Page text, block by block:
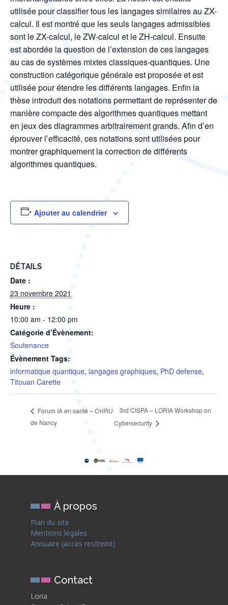
utilisée pour classifier tous les langages similaires au ZX-
calcul. Il est montré que les seuls langages admissibles
sont le ZX-calcul, le ZW-calcul et le ZH-calcul. Ensuite
est abordée la question de l’extension de ces langages
au cas de systèmes mixtes classiques-quantiques. Une
construction catégorique générale est proposée et est
utilisée pour étendre les différents langages. Enfin la
thèse introduit des notations permettant de représenter de
manière compacte des algorithmes quantiques mettant
en jeux des diagrammes arbitrairement grands. Afin d’en
éprouver l’efficacité, ces notations sont utilisées pour
montrer graphiquement la correction de différents
algorithmes quantiques.
Ajouter au calendrier
DÉTAILS
Date :
23 novembre 2021
Heure :
10:00 am - 12:00 pm
Catégorie d’Évènement:
Soutenance
Évènement Tags:
informatique quantique, langages graphiques, PhD defense,
Titouan Carette
Forum IA en santé – CHRU
de Nancy
3rd CISPA – LORIA Workshop on
Cybersecurity
À propos
Plan du site
Mentions légales
Annuaire (accès restreint)
Contact
Loria